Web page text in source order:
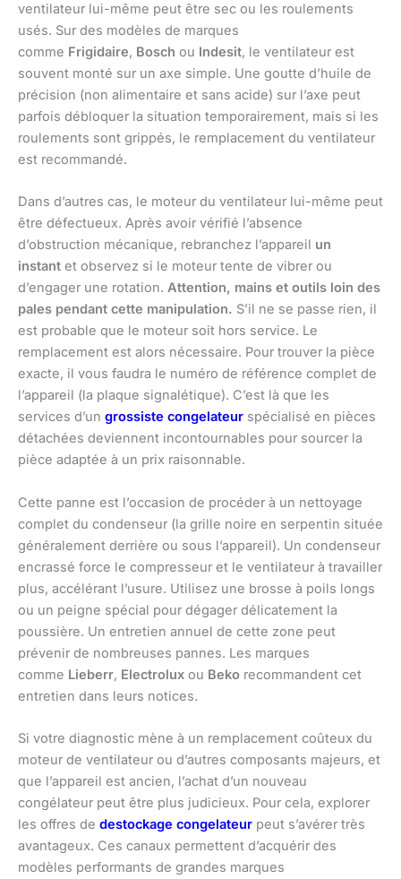
ventilateur lui-même peut être sec ou les roulements
usés. Sur des modèles de marques
comme Frigidaire, Bosch ou Indesit, le ventilateur est
souvent monté sur un axe simple. Une goutte d’huile de
précision (non alimentaire et sans acide) sur l’axe peut
parfois débloquer la situation temporairement, mais si les
roulements sont grippés, le remplacement du ventilateur
est recommandé.
Dans d’autres cas, le moteur du ventilateur lui-même peut
être défectueux. Après avoir vérifié l’absence
d’obstruction mécanique, rebranchez l’appareil un
instant et observez si le moteur tente de vibrer ou
d’engager une rotation. Attention, mains et outils loin des
pales pendant cette manipulation. S’il ne se passe rien, il
est probable que le moteur soit hors service. Le
remplacement est alors nécessaire. Pour trouver la pièce
exacte, il vous faudra le numéro de référence complet de
l’appareil (la plaque signalétique). C’est là que les
services d’un grossiste congelateur spécialisé en pièces
détachées deviennent incontournables pour sourcer la
pièce adaptée à un prix raisonnable.
Cette panne est l’occasion de procéder à un nettoyage
complet du condenseur (la grille noire en serpentin située
généralement derrière ou sous l’appareil). Un condenseur
encrassé force le compresseur et le ventilateur à travailler
plus, accélérant l’usure. Utilisez une brosse à poils longs
ou un peigne spécial pour dégager délicatement la
poussière. Un entretien annuel de cette zone peut
prévenir de nombreuses pannes. Les marques
comme Lieberr, Electrolux ou Beko recommandent cet
entretien dans leurs notices.
Si votre diagnostic mène à un remplacement coûteux du
moteur de ventilateur ou d’autres composants majeurs, et
que l’appareil est ancien, l’achat d’un nouveau
congélateur peut être plus judicieux. Pour cela, explorer
les offres de destockage congelateur peut s’avérer très
avantageux. Ces canaux permettent d’acquérir des
modèles performants de grandes marques